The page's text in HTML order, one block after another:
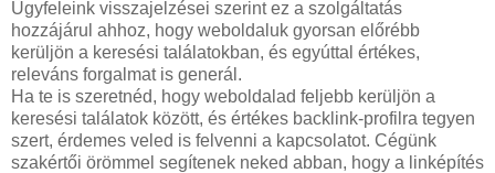
Ügyfeleink visszajelzései szerint ez a szolgáltatás
hozzájárul ahhoz, hogy weboldaluk gyorsan előrébb
kerüljön a keresési találatokban, és egyúttal értékes,
releváns forgalmat is generál.
Ha te is szeretnéd, hogy weboldalad feljebb kerüljön a
keresési találatok között, és értékes backlink-profilra tegyen
szert, érdemes veled is felvenni a kapcsolatot. Cégünk
szakértői örömmel segítenek neked abban, hogy a linképítés